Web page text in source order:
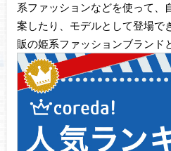
系ファッションなどを使って、
案したり、モデルとして登場で
販の姫系ファッションブランド